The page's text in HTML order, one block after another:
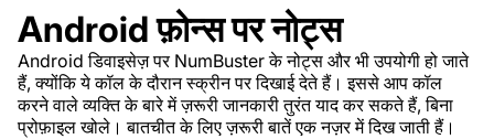
Android फ़ोन्स पर नोट्स
Android डिवाइसेज़ पर NumBuster के नोट्स और भी उपयोगी हो जाते
हैं, क्योंकि ये कॉल के दौरान स्क्रीन पर दिखाई देते हैं। इससे आप कॉल
करने वाले व्यक्ति के बारे में ज़रूरी जानकारी तुरंत याद कर सकते हैं, बिना
प्रोफ़ाइल खोले। बातचीत के लिए ज़रूरी बातें एक नज़र में दिख जाती हैं।